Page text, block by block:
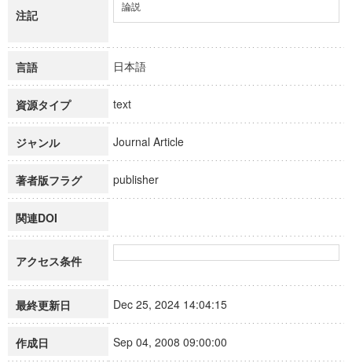
注記
論説
言語 日本語
資源タイプ text
ジャンル Journal Article
著者版フラグ publisher
関連DOI
アクセス条件
最終更新日 Dec 25, 2024 14:04:15
作成日 Sep 04, 2008 09:00:00